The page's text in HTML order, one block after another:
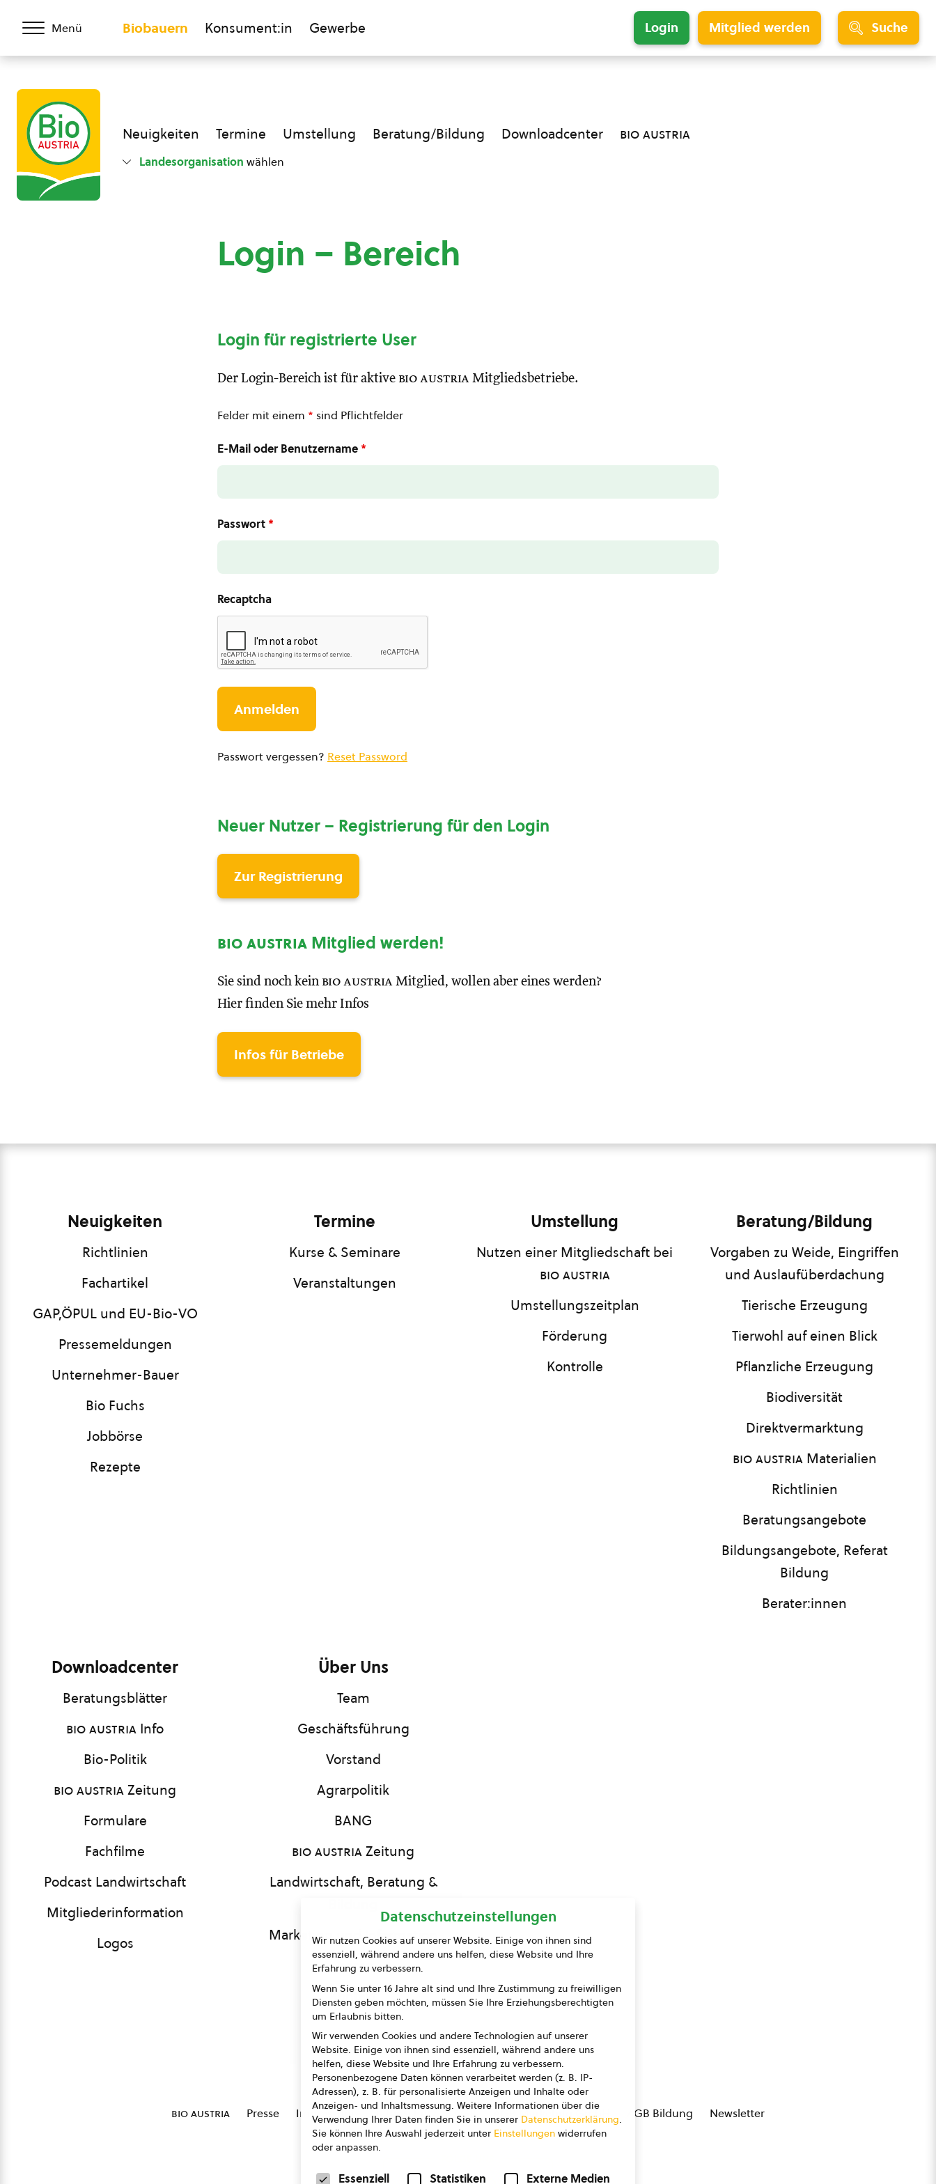
Menü Biobauern Konsument:in Gewerbe Login Mitglied werden Suche
Neuigkeiten Termine Umstellung Beratung/Bildung Downloadcenter bio austria
Landesorganisation wählen
Login – Bereich
Login für registrierte User
Der Login-Bereich ist für aktive bio austria Mitgliedsbetriebe.
Felder mit einem * sind Pflichtfelder
E-Mail oder Benutzername *
Passwort *
Recaptcha
Passwort vergessen? Reset Password
Neuer Nutzer – Registrierung für den Login
Zur Registrierung
bio austria Mitglied werden!
Sie sind noch kein bio austria Mitglied, wollen aber eines werden?
Hier finden Sie mehr Infos
Infos für Betriebe
Neuigkeiten
Richtlinien
Fachartikel
GAP,ÖPUL und EU-Bio-VO
Pressemeldungen
Unternehmer-Bauer
Bio Fuchs
Jobbörse
Rezepte
Termine
Kurse & Seminare
Veranstaltungen
Umstellung
Nutzen einer Mitgliedschaft bei
bio austria
Umstellungszeitplan
Förderung
Kontrolle
Beratung/Bildung
Vorgaben zu Weide, Eingriffen
und Auslaufüberdachung
Tierische Erzeugung
Tierwohl auf einen Blick
Pflanzliche Erzeugung
Biodiversität
Direktvermarktung
bio austriaMaterialien
Richtlinien
Beratungsangebote
Bildungsangebote, Referat
Bildung
Berater:innen
Downloadcenter
Beratungsblätter
bio austria Info
Bio-Politik
bio austriaZeitung
Formulare
Fachfilme
Podcast Landwirtschaft
Mitgliederinformation
Logos
Über Uns
Team
Geschäftsführung
Vorstand
Agrarpolitik
BANG
bio austriaZeitung
Landwirtschaft, Beratung &
Marketing und Information
Presse
Kontakt
bio austria Presse Impressum Datenschutz AGB AGB Marketing GmbH AGB Bildung Newsletter
Datenschutzeinstellungen
Wir nutzen Cookies auf unserer Website. Einige von ihnen sind
essenziell, während andere uns helfen, diese Website und Ihre
Erfahrung zu verbessern.
Wenn Sie unter 16 Jahre alt sind und Ihre Zustimmung zu freiwilligen
Diensten geben möchten, müssen Sie Ihre Erziehungsberechtigten
um Erlaubnis bitten.
Wir verwenden Cookies und andere Technologien auf unserer
Website. Einige von ihnen sind essenziell, während andere uns
helfen, diese Website und Ihre Erfahrung zu verbessern.
Personenbezogene Daten können verarbeitet werden (z. B. IP-
Adressen), z. B. für personalisierte Anzeigen und Inhalte oder
Anzeigen- und Inhaltsmessung. Weitere Informationen über die
Verwendung Ihrer Daten finden Sie in unserer Datenschutzerklärung.
Sie können Ihre Auswahl jederzeit unter Einstellungen widerrufen
oder anpassen.
Datenschutzeinstellungen
Essenziell Statistiken Externe Medien